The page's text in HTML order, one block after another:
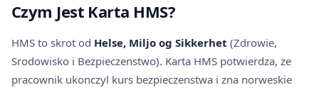
Czym Jest Karta HMS?
HMS to skrot od Helse, Miljo og Sikkerhet (Zdrowie,
Srodowisko i Bezpieczenstwo). Karta HMS potwierdza, ze
pracownik ukonczyl kurs bezpieczenstwa i zna norweskie